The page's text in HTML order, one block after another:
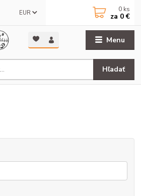
Menu
EUR
Hľadať
0 ks
za 0 €